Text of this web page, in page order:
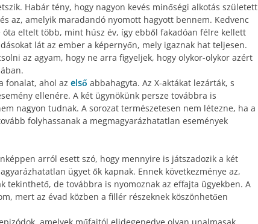
Habár tény, hogy nagyon kevés minőségi alkotás született
az, amelyik maradandó nyomott hagyott bennem. Kedvenc
óta eltelt több, mint húsz év, így ebből fakadóan félre kellett
lát az ember a képernyőn, mely igaznak hat teljesen.
az agyam, hogy ne arra figyeljek, hogy olykor-olykor azért
fonalat, ahol az első abbahagyta. Az X-aktákat lezárták, s
ellenére. A két ügynökünk persze továbbra is
nagyon tudnak. A sorozat természetesen nem létezne, ha a
folyhassanak a megmagyarázhatatlan események
arról esett szó, hogy mennyire is játszadozik a két
ügyet ők kapnak. Ennek következménye az,
tekinthető, de továbbra is nyomoznak az effajta ügyekben. A
mert az évad közben a fillér részeknek köszönhetően